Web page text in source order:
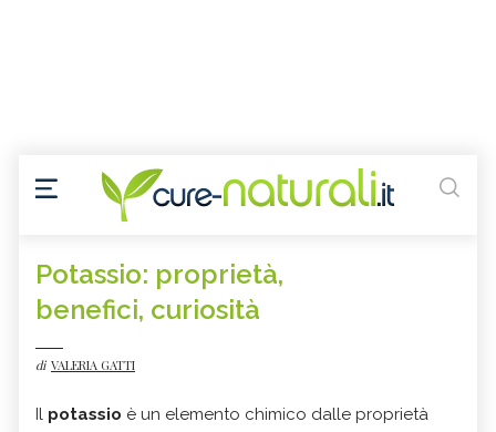
Potassio: proprietà,
benefici, curiosità
di VALERIA GATTI
Il potassio è un elemento chimico dalle proprietà